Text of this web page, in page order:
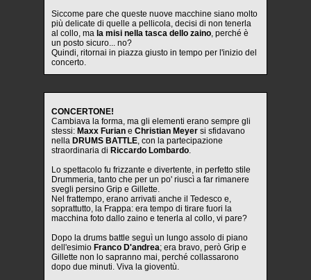
Siccome pare che queste nuove macchine siano molto
più delicate di quelle a pellicola, decisi di non tenerla
al collo, ma la misi nella tasca dello zaino , perché è
un posto sicuro... no?
Quindi, ritornai in piazza giusto in tempo per l'inizio del
concerto.
CONCERTONE!
Cambiava la forma, ma gli elementi erano sempre gli
stessi: Maxx Furian e Christian Meyer si sfidavano
nella DRUMS BATTLE , con la partecipazione
straordinaria di Riccardo Lombardo
Lo spettacolo fu frizzante e divertente, in perfetto stile
Drummeria, tanto che per un po' riuscì a far rimanere
svegli persino Grip e Gillette.
Nel frattempo, erano arrivati anche il Tedesco e,
soprattutto, la Frappa: era tempo di tirare fuori la
macchina foto dallo zaino e tenerla al collo, vi pare?
Dopo la drums battle seguì un lungo assolo di piano
dell'esimio Franco D'andrea; era bravo, però Grip e
Gillette non lo sapranno mai, perché collassarono
dopo due minuti. Viva la gioventù.